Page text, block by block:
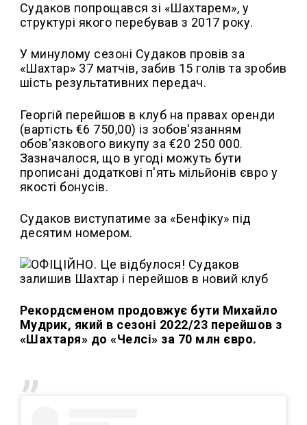
Судаков попрощався зі «Шахтарем», у
структурі якого перебував з 2017 року.
У минулому сезоні Судаков провів за
«Шахтар» 37 матчів, забив 15 голів та зробив
шість результативних передач.
Георгій перейшов в клуб на правах оренди
(вартість €6 750,00) із зобов'язанням
обов'язкового викупу за €20 250 000.
Зазначалося, що в угоді можуть бути
прописані додаткові п'ять мільйонів євро у
якості бонусів.
Судаков виступатиме за «Бенфіку» під
десятим номером.
Рекордсменом продовжує бути Михайло
Мудрик, який в сезоні 2022/23 перейшов з
«Шахтаря» до «Челсі» за 70 млн євро.